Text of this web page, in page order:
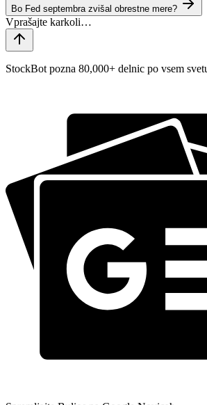
Bo Fed septembra zvišal obrestne mere?
StockBot pozna 80,000+ delnic po vsem